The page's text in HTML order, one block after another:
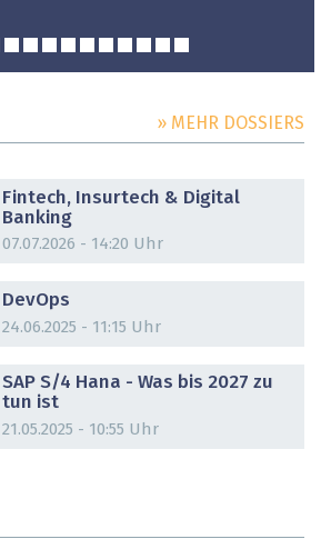
» MEHR DOSSIERS
Fintech, Insurtech & Digital
Banking
07.07.2026 - 14:20 Uhr
DevOps
24.06.2025 - 11:15 Uhr
SAP S/4 Hana - Was bis 2027 zu
tun ist
21.05.2025 - 10:55 Uhr